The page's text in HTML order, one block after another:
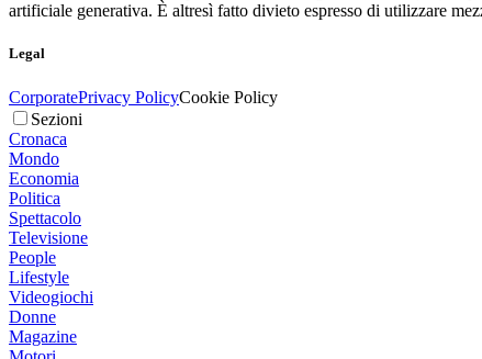
artificiale generativa. È altresì fatto divieto espresso di utilizzare
Legal
CorporatePrivacy PolicyCookie Policy
Sezioni
Cronaca
Mondo
Economia
Politica
Spettacolo
Televisione
People
Lifestyle
Videogiochi
Donne
Magazine